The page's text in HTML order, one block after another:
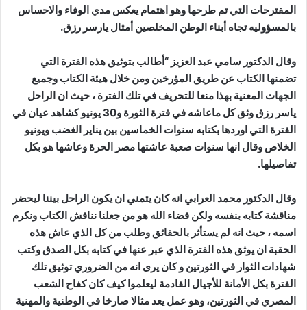
المقترحات التي تم طرحها وهو اهتمام يعكس مدي الوفاء والاحساس
بالمسؤوليه تجاه أبناء الوطن المخلصين أمثال يارسر رزق.
وقال الدكتور سامي عبد العزيز “أطالب بتوثيق هذه الفترة التي
تضمنها الكتاب عن طريق المؤرخين ومن خلال هيئة الكتاب وجميع
الجهات المعنية بهذا منعا للتحريف في تلك الفترة ، حيث ان الراحل
ياسر رزق وثق كل ماعاشه في فترة الثورة و30 يونيو كشاهد عيان في
الفترة التي اوردها بكتابه سنوات الخماسين بين يناير الغضب ويونيو
الخلاص وقال انها سنوات صعبة عاشتها مصر الحرة وعاشها هو بكل
تفاصيلها.
وقال الدكتور محمد العرابي انه كان يتمني ان يكون الراحل بيننا ليحضر
مناقشة كتابه بنفسه ولكن قضاء الله هو من جعلنا نناقش الكتاب ونكرم
اسمه ، حيث انه لم يستأثر بالحقائق وطلب من كل الذي عاش هذه
الحقبة ان يوثق هذه الفترة الذي عبر عنها في كتابه بكل الصدق وكتب
شهادات الثوار في الثورتين و كان يرى انه من الضروري توثيق تلك
الفترة بكل الأمانة للأجيال القادمة ليعلموا كيف كان كفاح الشعب
المصري قي الثورتين، وهو عمل يعد مثالا صارخا في الوطنية والمهنية